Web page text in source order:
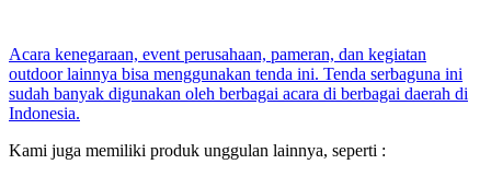
Acara kenegaraan, event perusahaan, pameran, dan kegiatan
outdoor lainnya bisa menggunakan tenda ini. Tenda serbaguna ini
sudah banyak digunakan oleh berbagai acara di berbagai daerah di
Indonesia.
Kami juga memiliki produk unggulan lainnya, seperti :